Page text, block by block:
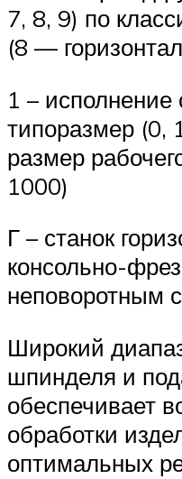
7, 8, 9) по
(8 —
1 –
типоразмер (0,
размер
1000)
Г – станок
консольно-
неповоротным
Широкий
шпинделя и
обеспечивает
обработки
оптимальных